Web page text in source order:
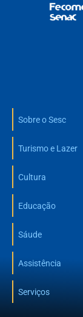
Sobre o Sesc
Turismo e Lazer
Cultura
Educação
Sáude
Assistência
Serviços